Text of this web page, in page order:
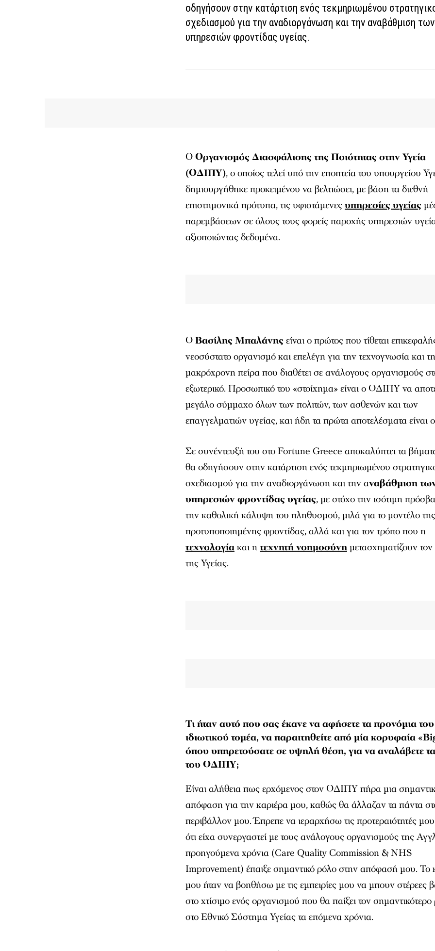
οδηγήσουν στην κατάρτιση ενός τεκμηριωμένου
σχεδιασμού για την αναδιοργάνωση και την αναβάθμιση των
υπηρεσιών φροντίδας υγείας.
ΟΟργανισμός Διασφάλισης της Ποιότητας στην Υγεία
(ΟΔΙΠΥ), ο οποίος τελεί υπό την εποπτεία του υπουργείου
δημιουργήθηκε προκειμένου να βελτιώσει, με βάση τα διεθνή
επιστημονικά πρότυπα, τις υφιστάμενεςυπηρεσίες υγείας
παρεμβάσεων σε όλους τους φορείς παροχής υπηρεσιών
αξιοποιώντας δεδομένα.
ΟΒασίλης Μπαλάνης είναι ο πρώτος που τίθεται
νεοσύστατο οργανισμό και επελέγη για την τεχνογνωσία και τη
μακρόχρονη πείρα που διαθέτει σε ανάλογους οργανισμούς
εξωτερικό. Προσωπικό του «στοίχημα» είναι ο ΟΔΙΠΥ να
μεγάλο σύμμαχο όλων των πολιτών, των ασθενών και των
επαγγελματιών υγείας, και ήδη τα πρώτα αποτελέσματα είναι
Σε συνέντευξή του στο Fortune Greece αποκαλύπτει τα
θα οδηγήσουν στην κατάρτιση ενός τεκμηριωμένου
σχεδιασμού για την αναδιοργάνωση και την αναβάθμιση
υπηρεσιών φροντίδας υγείας, με στόχο την ισότιμη
την καθολική κάλυψη του πληθυσμού, μιλά για το μοντέλο της
προτυποποιημένης φροντίδας, αλλά και για τον τρόπο που η
τεχνολογίακαι ητεχνητή νοημοσύνημετασχηματίζουν
της Υγείας.
Τι ήταν αυτό που σας έκανε να αφήσετε τα προνόμια του
ιδιωτικού τομέα, να παραιτηθείτε από μία κορυφαία
όπου υπηρετούσατε σε υψηλή θέση, για να αναλάβετε
του ΟΔΙΠΥ;
Είναι αλήθεια πως ερχόμενος στον ΟΔΙΠΥ πήρα μια
απόφαση για την καριέρα μου, καθώς θα άλλαζαν τα πάντα
περιβάλλον μου. Έπρεπε να ιεραρχήσω τις προτεραιότητές
ότι είχα συνεργαστεί με τους ανάλογους οργανισμούς της
προηγούμενα χρόνια (Care Quality Commission & NHS
Improvement) έπαιξε σημαντικό ρόλο στην απόφασή μου. Το
μου ήταν να βοηθήσω με τις εμπειρίες μου να μπουν στέρεες
στο χτίσιμο ενός οργανισμού που θα παίξει τον
στο Εθνικό Σύστημα Υγείας τα επόμενα χρόνια.